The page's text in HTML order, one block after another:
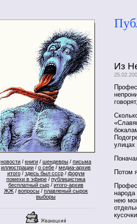
новости / книги / шендевры / письма
иллюстрации / о себе / медиа-архив
итого/ здесь был ссср/ форум
помехи в эфире / публицистика
бесплатный сыр / итого-архив
ЖЖ / вопросы / плавленый сырок
выборы
Из
улицах
Потом
нею